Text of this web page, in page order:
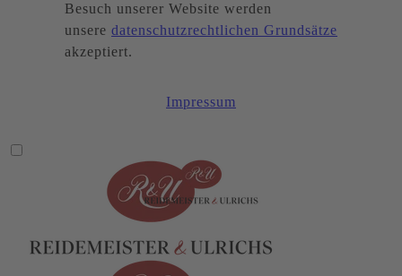
Besuch unserer Website werden
unsere datenschutzrechtlichen Grundsätze
akzeptiert.
Impressum